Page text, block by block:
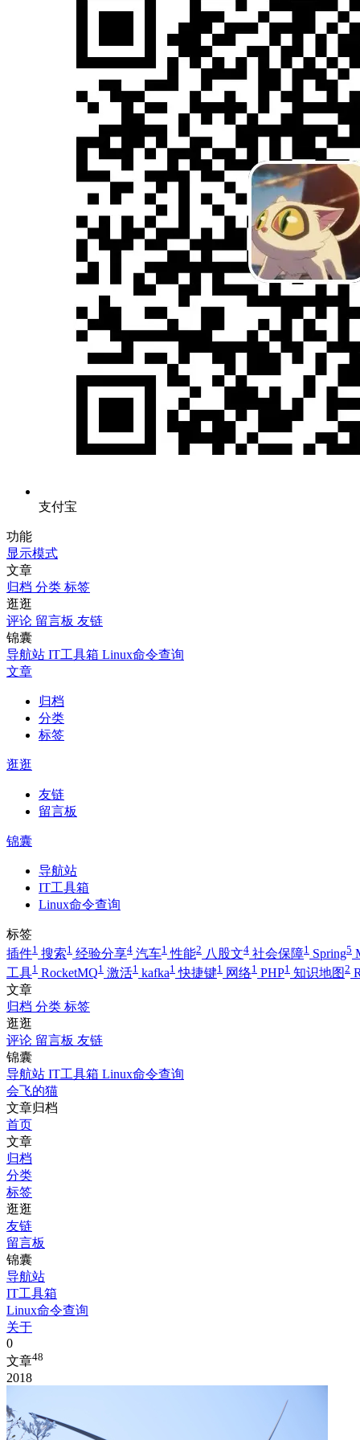
支付宝
功能
显示模式
文章
归档 分类 标签
逛逛
评论 留言板 友链
锦囊
导航站 IT工具箱 Linux命令查询
文章
归档
分类
标签
逛逛
友链
留言板
锦囊
导航站
IT工具箱
Linux命令查询
标签
插件1 搜索1 经验分享4 汽车1 性能2 八股文4 社会保障1 Spring5
工具1 RocketMQ1 激活1 kafka1 快捷键1 网络1 PHP1 知识地图2
文章
归档 分类 标签
逛逛
评论 留言板 友链
锦囊
导航站 IT工具箱 Linux命令查询
会飞的猫
文章归档
首页
文章
归档
分类
标签
逛逛
友链
留言板
锦囊
导航站
IT工具箱
Linux命令查询
关于
0
文章48
2018